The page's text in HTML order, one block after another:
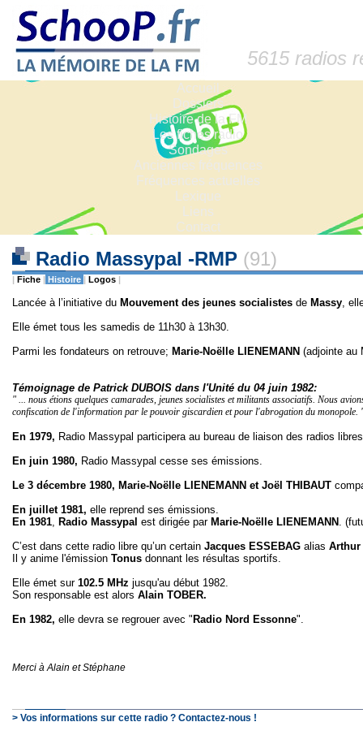
5615 radios
Accueil
Dossiers
Histoire de la FM
Les fiches radio
Sondages
Anciennes fréquences
Fréquences actuelles
Lexique
Liens
Contact
Radio Massypal -RMP (91)
| Fiche | Histoire | Logos |
Lancée à l’initiative du Mouvement des jeunes socialistes de Massy,
Elle émet tous les samedis de 11h30 à 13h30.
Parmi les fondateurs on retrouve; Marie-Noëlle LIENEMANN (adjointe au
Témoignage de Patrick DUBOIS dans l'Unité du 04 juin 1982:
" ... nous étions quelques camarades, jeunes socialistes et militants associatifs. Nous
confiscation de l'information par le pouvoir giscardien et pour l'abrogation du monopole.
En 1979, Radio Massypal participera au bureau de liaison des radios
En juin 1980, Radio Massypal cesse ses émissions.
Le 3 décembre 1980, Marie-Noëlle LIENEMANN et Joël THIBAUT
En juillet 1981, elle reprend ses émissions.
En 1981, Radio Massypal est dirigée par Marie-Noëlle LIENEMANN .
C’est dans cette radio libre qu’un certain Jacques ESSEBAG alias Arthur
Il y anime l'émission Tonus donnant les résultas sportifs.
Elle émet sur 102.5 MHz jusqu'au début 1982.
Son responsable est alors Alain TOBER.
En 1982, elle devra se regrouer avec " Radio Nord Essonne".
Merci à Alain et Stéphane
> Vos informations sur cette radio ? Contactez-nous !